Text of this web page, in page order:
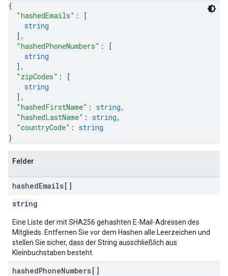
{
"hashedEmails" :
[
string
] ,
"hashedPhoneNumbers" :
[
string
] ,
"zipCodes" :
[
string
] ,
"hashedFirstName" : string,
"hashedLastName" : string,
"countryCode" : string
}
Felder
hashedEmails[]
string
Eine Liste der mit SHA256 gehashten E-Mail-Adressen des
Mitglieds. Entfernen Sie vor dem Hashen alle Leerzeichen und
stellen Sie sicher, dass der String ausschließlich aus
Kleinbuchstaben besteht.
hashedPhoneNumbers[]